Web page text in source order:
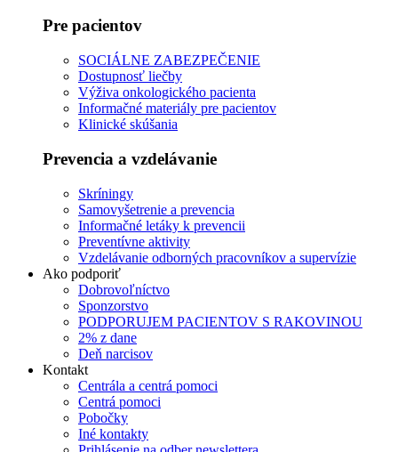
Pre pacientov
SOCIÁLNE ZABEZPEČENIE
Dostupnosť liečby
Výživa onkologického pacienta
Informačné materiály pre pacientov
Klinické skúšania
Prevencia a vzdelávanie
Skríningy
Samovyšetrenie a prevencia
Informačné letáky k prevencii
Preventívne aktivity
Vzdelávanie odborných pracovníkov a supervízie
Ako podporiť
Dobrovoľníctvo
Sponzorstvo
PODPORUJEM PACIENTOV S RAKOVINOU
2% z dane
Deň narcisov
Kontakt
Centrála a centrá pomoci
Centrá pomoci
Pobočky
Iné kontakty